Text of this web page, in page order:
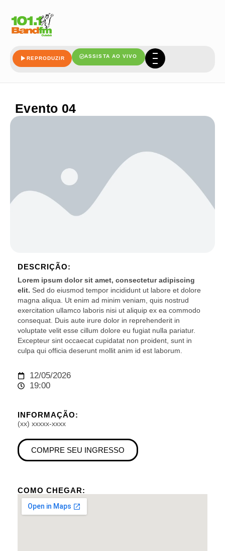
REPRODUZIR ASSISTA AO VIVO
Evento 04
DESCRIÇÃO:
Lorem ipsum dolor sit amet, consectetur adipiscing
elit. Sed do eiusmod tempor incididunt ut labore et dolore
magna aliqua. Ut enim ad minim veniam, quis nostrud
exercitation ullamco laboris nisi ut aliquip ex ea commodo
consequat. Duis aute irure dolor in reprehenderit in
voluptate velit esse cillum dolore eu fugiat nulla pariatur.
Excepteur sint occaecat cupidatat non proident, sunt in
culpa qui officia deserunt mollit anim id est laborum.
12/05/2026
19:00
INFORMAÇÃO:
(xx) xxxxx-xxxx
COMPRE SEU INGRESSO
COMO CHEGAR: